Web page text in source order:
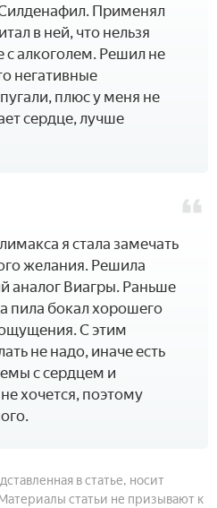
Применял
в ней, что нельзя
с алкоголем. Решил не
негативные
плюс у меня не
сердце, лучше
я стала замечать
желания. Решила
аналог Виагры. Раньше
пила бокал хорошего
С этим
не надо, иначе есть
с сердцем и
хочется, поэтому
в статье, носит
статьи не призывают к